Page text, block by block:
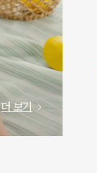
더 보기